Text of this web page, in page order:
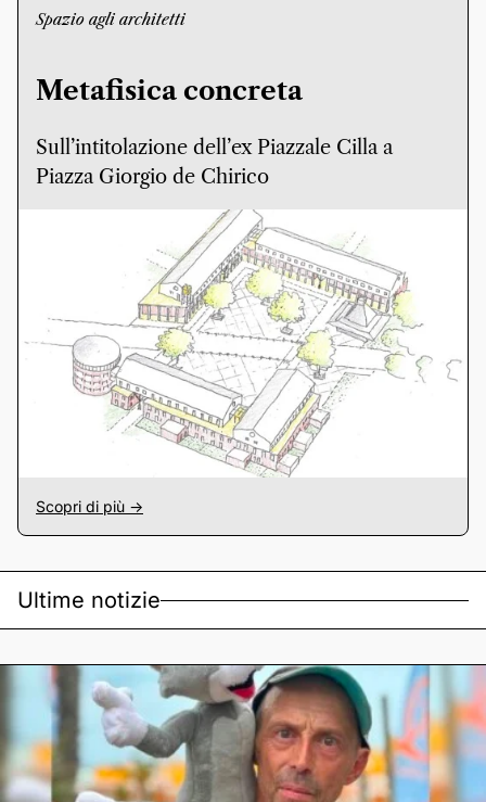
Spazio agli architetti
Metafisica concreta
Sull’intitolazione dell’ex Piazzale Cilla a
Piazza Giorgio de Chirico
Scopri di più ->
Ultime notizie